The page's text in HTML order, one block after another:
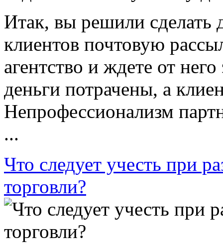
Итак, вы решили сделать
клиентов почтовую
агентство и ждете от
деньги потрачены, а
Непрофессионализм
...
Что следует учесть при
торговли?